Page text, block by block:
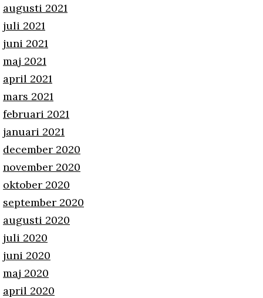
augusti 2021
juli 2021
juni 2021
maj 2021
april 2021
mars 2021
februari 2021
januari 2021
december 2020
november 2020
oktober 2020
september 2020
augusti 2020
juli 2020
juni 2020
maj 2020
april 2020